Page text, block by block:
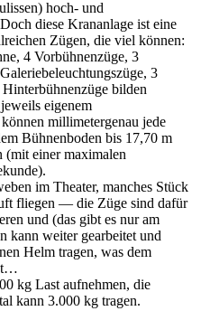
hoch- und
diese Krananlage ist eine
Zügen, die viel können:
4 Vorbühnenzüge, 3
3
bilden
eigenem
millimetergenau jede
Bühnenboden bis 17,70 m
(mit einer maximalen
im Theater, manches Stück
fliegen — die Züge sind dafür
und (das gibt es nur am
kann weiter gearbeitet und
Helm tragen, was dem
kg Last aufnehmen, die
kann 3.000 kg tragen.